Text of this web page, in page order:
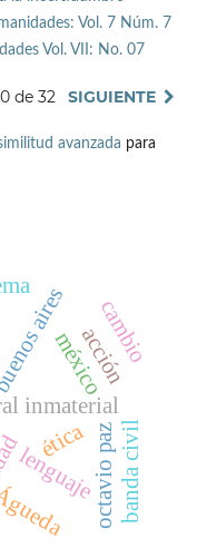
Vol. 7 Núm. 7
Vol. VII: No. 07
de 32 SIGUIENTE
avanzada para
inmaterial
aires
lenguajeoctavio pazbanda civil
méxico
acción
cambio
ética